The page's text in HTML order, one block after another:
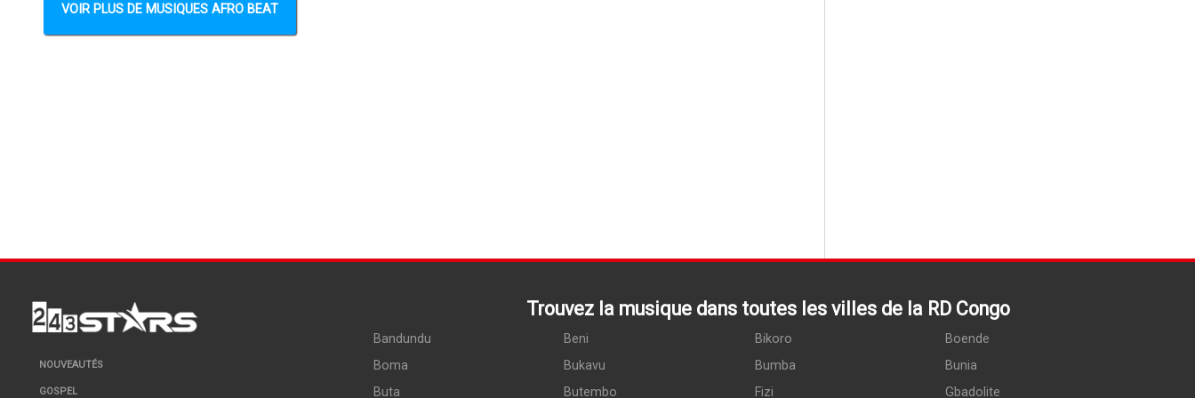
VOIR PLUS DE MUSIQUES AFRO BEAT
NOUVEAUTÉS
GOSPEL
Trouvez la musique dans toutes les villes de la RD Congo
Bandundu Beni Bikoro
Boende
Boma
Bukavu Bumba
Bunia
Buta
Butembo Fizi Gbadolite